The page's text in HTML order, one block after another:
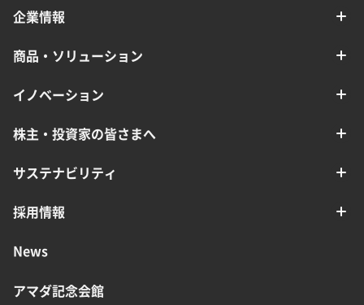
企業情報
商品・ソリューション
イノベーション
株主・投資家の皆さまへ
サステナビリティ
採用情報
News
アマダ記念会館